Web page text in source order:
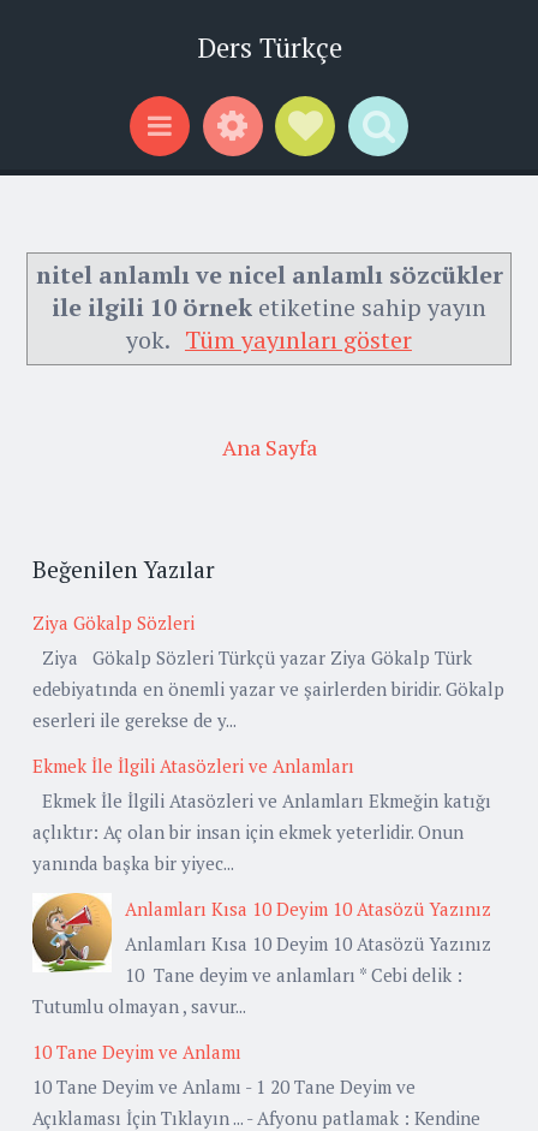
Ders Türkçe
Menu WidgetsSocial Links
Search
nitel anlamlı ve nicel anlamlı sözcükler
ile ilgili 10 örnek etiketine sahip yayın
yok. Tüm yayınları göster
Ana Sayfa
Beğenilen Yazılar
Ziya Gökalp Sözleri
Ziya Gökalp Sözleri Türkçü yazar Ziya Gökalp Türk
edebiyatında en önemli yazar ve şairlerden biridir. Gökalp
eserleri ile gerekse de y...
Ekmek İle İlgili Atasözleri ve Anlamları
Ekmek İle İlgili Atasözleri ve Anlamları Ekmeğin katığı
açlıktır: Aç olan bir insan için ekmek yeterlidir. Onun
yanında başka bir yiyec...
Anlamları Kısa 10 Deyim 10 Atasözü Yazınız
Anlamları Kısa 10 Deyim 10 Atasözü Yazınız
10 Tane deyim ve anlamları * Cebi delik :
Tutumlu olmayan , savur...
10 Tane Deyim ve Anlamı
10 Tane Deyim ve Anlamı - 1 20 Tane Deyim ve
Açıklaması İçin Tıklayın ... - Afyonu patlamak : Kendine